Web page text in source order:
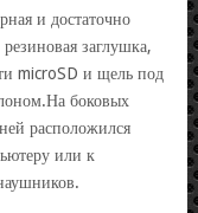
и достаточно
заглушка,
microSD и щель под
боковых
расположился
или к